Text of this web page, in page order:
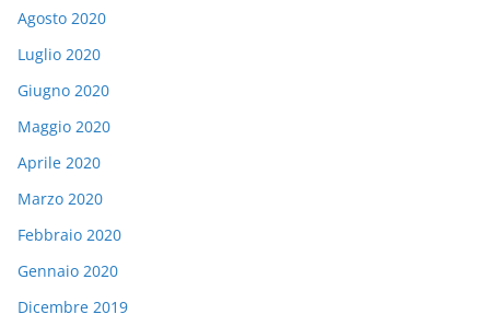
Agosto 2020
Luglio 2020
Giugno 2020
Maggio 2020
Aprile 2020
Marzo 2020
Febbraio 2020
Gennaio 2020
Dicembre 2019